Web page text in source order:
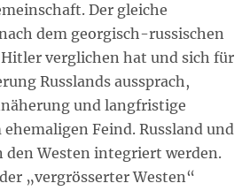
Der gleiche
dem georgisch-russischen
verglichen hat und sich für
Russlands aussprach,
und langfristige
Feind. Russland und
den Westen integriert werden.
„vergrösserter Westen“